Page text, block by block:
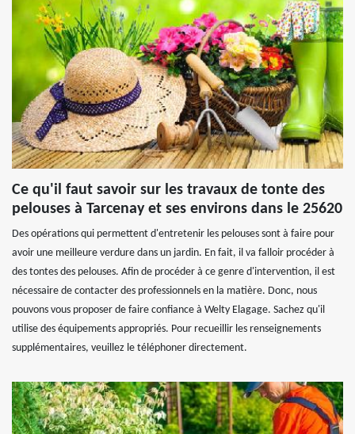
Ce qu'il faut savoir sur les travaux de tonte des
pelouses à Tarcenay et ses environs dans le 25620
Des opérations qui permettent d'entretenir les pelouses sont à faire pour
avoir une meilleure verdure dans un jardin. En fait, il va falloir procéder à
des tontes des pelouses. Afin de procéder à ce genre d'intervention, il est
nécessaire de contacter des professionnels en la matière. Donc, nous
pouvons vous proposer de faire confiance à Welty Elagage. Sachez qu'il
utilise des équipements appropriés. Pour recueillir les renseignements
supplémentaires, veuillez le téléphoner directement.